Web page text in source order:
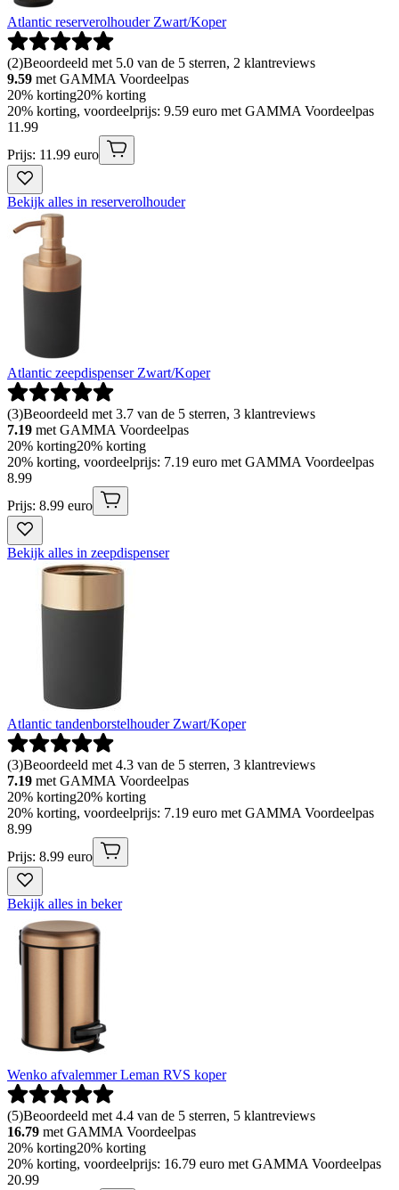
Atlantic reserverolhouder Zwart/Koper
(2)Beoordeeld met 5.0 van de 5 sterren, 2 klantreviews
9.59 met GAMMA Voordeelpas
20% korting20% korting
20% korting, voordeelprijs: 9.59 euro met GAMMA Voordeelpas
11 .99
Prijs: 11.99 euro
Bekijk alles in reserverolhouder
Atlantic zeepdispenser Zwart/Koper
(3)Beoordeeld met 3.7 van de 5 sterren, 3 klantreviews
7.19 met GAMMA Voordeelpas
20% korting20% korting
20% korting, voordeelprijs: 7.19 euro met GAMMA Voordeelpas
8.99
Prijs: 8.99 euro
Bekijk alles in zeepdispenser
Atlantic tandenborstelhouder Zwart/Koper
(3)Beoordeeld met 4.3 van de 5 sterren, 3 klantreviews
7.19 met GAMMA Voordeelpas
20% korting20% korting
20% korting, voordeelprijs: 7.19 euro met GAMMA Voordeelpas
8.99
Prijs: 8.99 euro
Bekijk alles in beker
Wenko afvalemmer Leman RVS koper
(5)Beoordeeld met 4.4 van de 5 sterren, 5 klantreviews
16.79 met GAMMA Voordeelpas
20% korting20% korting
20% korting, voordeelprijs: 16.79 euro met GAMMA Voordeelpas
20.99